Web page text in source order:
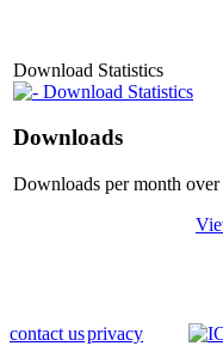
Download Statistics
Download Statistics
Downloads
Downloads per month over
contact usprivacy